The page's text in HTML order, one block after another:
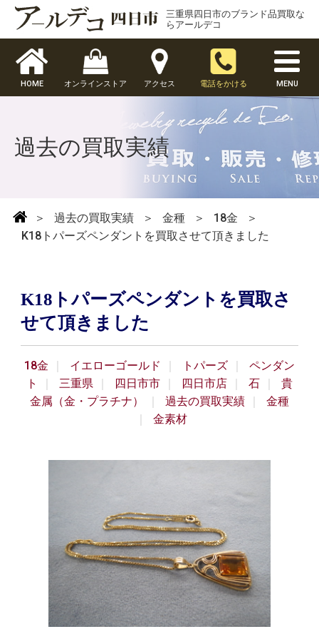
三重県四日市のブランド品買取な
らアールデコ
HOME オンラインストア アクセス 電話をかける MENU
過去の買取実績
＞ 過去の買取実績 ＞ 金種 ＞ 18金
＞
K18トパーズペンダントを買取させて頂きました
K18トパーズペンダントを買取さ
せて頂きました
18金 イエローゴールド トパーズ
ペンダン
ト
三重県 四日市市 四日市店 石
貴
金属（金・プラチナ）
過去の買取実績
金種
金素材